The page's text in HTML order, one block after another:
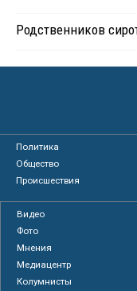
Родственников
Политика
Общество
Происшествия
Видео
Фото
Мнения
Медиацентр
Колумнисты